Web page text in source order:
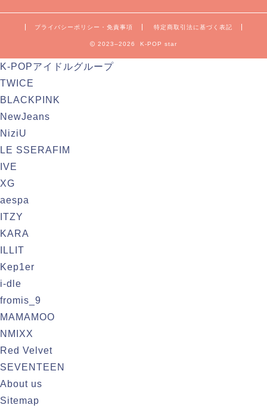
プライバシーポリシー・免責事項 特定商取引法に基づく表記
2023–2026 K-POP star
K-POPアイドルグループ
TWICE
BLACKPINK
NewJeans
NiziU
LE SSERAFIM
IVE
XG
aespa
ITZY
KARA
ILLIT
Kep1er
i-dle
fromis_9
MAMAMOO
NMIXX
Red Velvet
SEVENTEEN
About us
Sitemap